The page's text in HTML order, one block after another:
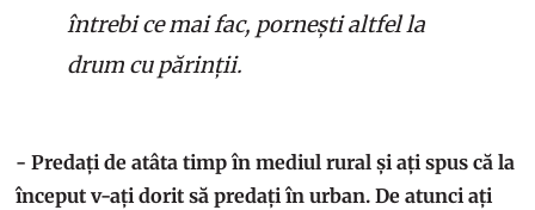
întrebi ce mai fac, pornești altfel la
drum cu părinții.
- Predați de atâta timp în mediul rural și ați spus că la
început v-ați dorit să predați în urban. De atunci ați